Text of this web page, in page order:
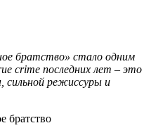
братство» стало одним
crime последних лет – это
сильной режиссуры и